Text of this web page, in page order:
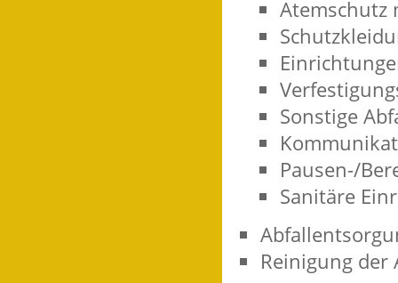
Atemschutz
Sonstige
Pausen-/
Sanitäre
Reinigung der